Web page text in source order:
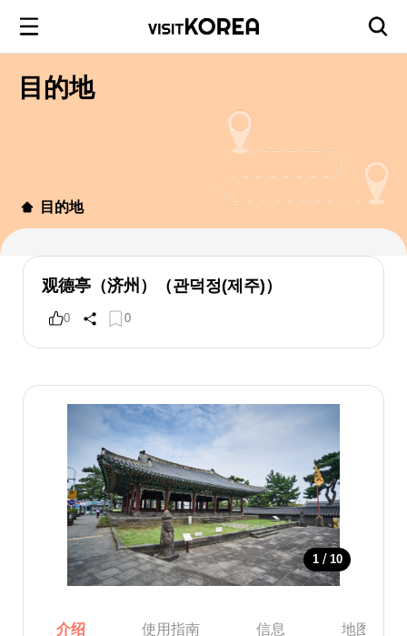
目的地
目的地
观德亭（济州）（관덕정(제주)）
0 0
1 / 10
介绍 使用指南 信息 地图